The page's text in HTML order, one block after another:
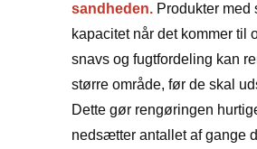
sandheden. Produkter med
kapacitet når det kommer til
snavs og fugtfordeling kan
større område, før de skal
Dette gør rengøringen
nedsætter antallet af gange